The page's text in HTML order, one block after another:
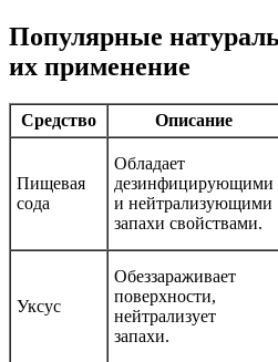
Популярные
их применение
Средство Описание
Пищевая
сода
Обладает
дезинфицирующими
и нейтрализующими
запахи свойствами.
Уксус
Обеззараживает
поверхности,
нейтрализует
запахи.